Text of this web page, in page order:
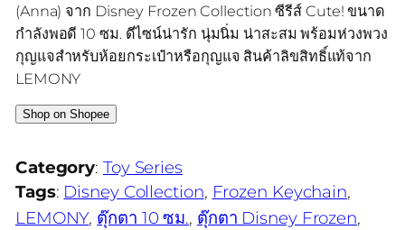
(Anna) จาก Disney Frozen Collection ซีรีส์ Cute! ขนาด
กำลังพอดี 10 ซม. ดีไซน์น่ารัก นุ่มนิ่ม น่าสะสม พร้อมห่วงพวง
กุญแจสำหรับห้อยกระเป๋าหรือกุญแจ สินค้าลิขสิทธิ์แท้จาก
LEMONY
Shop on Shopee
Category: Toy Series
Tags: Disney Collection, Frozen Keychain
LEMONY, ตุ๊กตา 10 ซม., ตุ๊กตา Disney Frozen